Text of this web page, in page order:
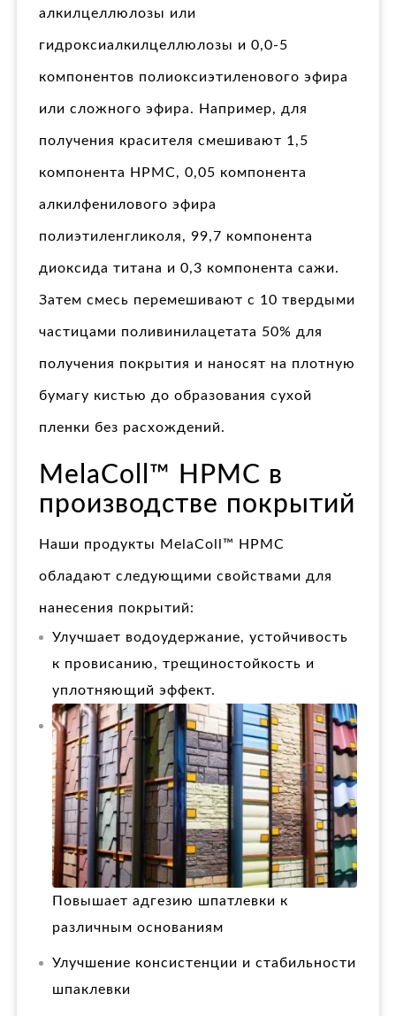
алкилцеллюлозы или
гидроксиалкилцеллюлозы и 0,0-5
компонентов полиоксиэтиленового эфира
или сложного эфира. Например, для
получения красителя смешивают 1,5
компонента HPMC, 0,05 компонента
алкилфенилового эфира
полиэтиленгликоля, 99,7 компонента
диоксида титана и 0,3 компонента сажи.
Затем смесь перемешивают с 10 твердыми
частицами поливинилацетата 50% для
получения покрытия и наносят на плотную
бумагу кистью до образования сухой
пленки без расхождений.
MelaColl™ HPMC в
производстве покрытий
Наши продукты MelaColl™ HPMC
обладают следующими свойствами для
нанесения покрытий:
Улучшает водоудержание, устойчивость
к провисанию, трещиностойкость и
уплотняющий эффект.
Повышает адгезию шпатлевки к
различным основаниям
Улучшение консистенции и стабильности
шпаклевки